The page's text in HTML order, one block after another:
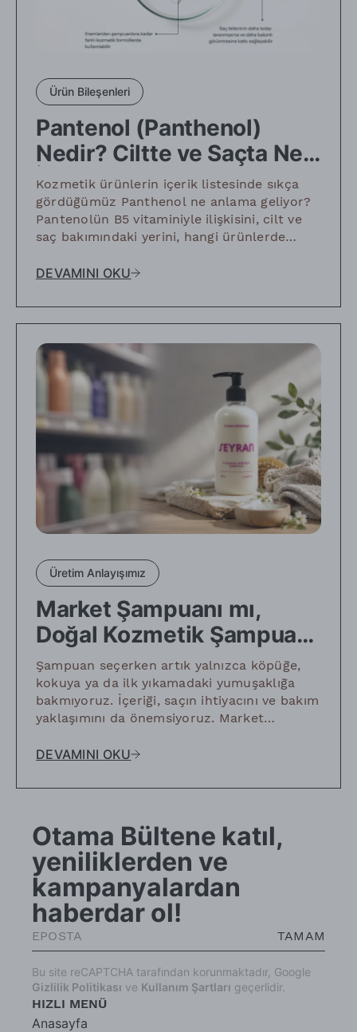
Ürün Bileşenleri
Pantenol (Panthenol)
Nedir? Ciltte ve Saçta Ne
İşe Yarar?
Kozmetik ürünlerin içerik listesinde sıkça
gördüğümüz Panthenol ne anlama geliyor?
Pantenolün B5 vitaminiyle ilişkisini, cilt ve
saç bakımındaki yerini, hangi ürünlerde
değerlendirilmesi gerektiğini birlikte
DEVAMINI OKU
Üretim Anlayışımız
Market Şampuanı mı,
Doğal Kozmetik Şampuanı
mı?
Şampuan seçerken artık yalnızca köpüğe,
kokuya ya da ilk yıkamadaki yumuşaklığa
bakmıyoruz. İçeriği, saçın ihtiyacını ve bakım
yaklaşımını da önemsiyoruz. Market
değişime birlikte bakalım.
DEVAMINI OKU
HIZLI MENÜ
Anasayfa
Otama Bültene katıl,
yeniliklerden ve
kampanyalardan
haberdar ol!
TAMAM
Bu site reCAPTCHA tarafından korunmaktadır, Google
Gizlilik Politikası ve Kullanım Şartları geçerlidir.